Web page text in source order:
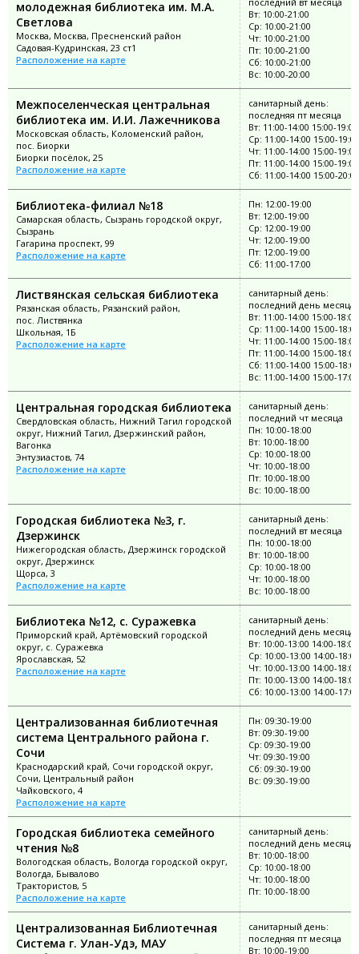
молодежная библиотека им. М.А.
Светлова
Москва, Москва, Пресненский район
Садовая-Кудринская, 23 ст1
Расположение на карте
Вт: 10:00-21:00
Ср: 10:00-21:00
Чт: 10:00-21:00
Пт: 10:00-21:00
Сб: 10:00-21:00
Вс: 10:00-20:00
Межпоселенческая центральная
библиотека им. И.И. Лажечникова
Московская область, Коломенский район,
пос. Биорки
Биорки посёлок, 25
Расположение на карте
санитарный день:
последняя пт месяца
Вт: 11:00-14:00 15:00-19:00
Ср: 11:00-14:00 15:00-19:00
Чт: 11:00-14:00 15:00-19:00
Пт: 11:00-14:00 15:00-19:00
Сб: 11:00-14:00 15:00-20:00
Библиотека-филиал №18
Самарская область, Сызрань городской округ,
Сызрань
Гагарина проспект, 99
Расположение на карте
Пн: 12:00-19:00
Вт: 12:00-19:00
Ср: 12:00-19:00
Чт: 12:00-19:00
Пт: 12:00-19:00
Сб: 11:00-17:00
Листвянская сельская библиотека
Рязанская область, Рязанский район,
пос. Листвянка
Школьная, 1Б
Расположение на карте
санитарный день:
последний день месяца
Вт: 11:00-14:00 15:00-18:00
Ср: 11:00-14:00 15:00-18:00
Чт: 11:00-14:00 15:00-18:00
Пт: 11:00-14:00 15:00-18:00
Сб: 11:00-14:00 15:00-18:00
Вс: 11:00-14:00 15:00-17:00
Центральная городская библиотека
Свердловская область, Нижний Тагил городской
округ, Нижний Тагил, Дзержинский район,
Вагонка
Энтузиастов, 74
Расположение на карте
санитарный день:
последний чт месяца
Пн: 10:00-18:00
Вт: 10:00-18:00
Ср: 10:00-18:00
Чт: 10:00-18:00
Пт: 10:00-18:00
Вс: 10:00-18:00
Городская библиотека №3, г.
Дзержинск
Нижегородская область, Дзержинск городской
округ, Дзержинск
Щорса, 3
Расположение на карте
санитарный день:
последний вт месяца
Пн: 10:00-18:00
Вт: 10:00-18:00
Ср: 10:00-18:00
Чт: 10:00-18:00
Вс: 10:00-18:00
Библиотека №12, с. Суражевка
Приморский край, Артёмовский городской
округ, с. Суражевка
Ярославская, 52
Расположение на карте
санитарный день:
последний день месяца
Вт: 10:00-13:00 14:00-18:00
Ср: 10:00-13:00 14:00-18:00
Чт: 10:00-13:00 14:00-18:00
Пт: 10:00-13:00 14:00-18:00
Сб: 10:00-13:00 14:00-17:00
Централизованная библиотечная
система Центрального района г.
Сочи
Краснодарский край, Сочи городской округ,
Сочи, Центральный район
Чайковского, 4
Расположение на карте
Пн: 09:30-19:00
Вт: 09:30-19:00
Ср: 09:30-19:00
Чт: 09:30-19:00
Сб: 09:30-19:00
Вс: 09:30-19:00
Городская библиотека семейного
чтения №8
Вологодская область, Вологда городской округ,
Вологда, Бывалово
Трактористов, 5
Расположение на карте
санитарный день:
последний день месяца
Вт: 10:00-18:00
Ср: 10:00-18:00
Чт: 10:00-18:00
Пт: 10:00-18:00
Централизованная Библиотечная
Система г. Улан-Удэ, МАУ
санитарный день:
последняя пт месяца
Вт: 10:00-19:00